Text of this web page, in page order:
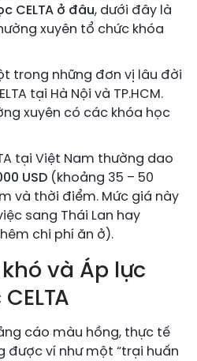
CELTA ở đâu, dưới đây là
xuyên tổ chức khóa
trong những đơn vị lâu đời
tại Hà Nội và TP.HCM.
xuyên có các khóa học
tại Việt Nam thường dao
USD (khoảng 35 – 50
và thời điểm. Mức giá này
sang Thái Lan hay
chi phí ăn ở).
và Áp lực
cáo màu hồng, thực tế
được ví như một “trại huấn